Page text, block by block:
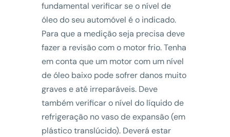
fundamental verificar se o nível de
óleo do seu automóvel é o indicado.
Para que a medição seja precisa deve
fazer a revisão com o motor frio. Tenha
em conta que um motor com um nível
de óleo baixo pode sofrer danos muito
graves e até irreparáveis. Deve
também verificar o nível do líquido de
refrigeração no vaso de expansão (em
plástico translúcido). Deverá estar